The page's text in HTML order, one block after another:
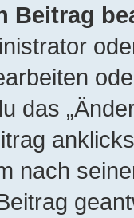
Beitrag
das
nach